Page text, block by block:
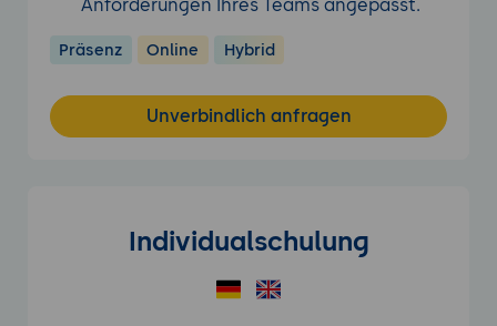
Anforderungen Ihres Teams angepasst.
Präsenz Online Hybrid
Unverbindlich anfragen
Individualschulung